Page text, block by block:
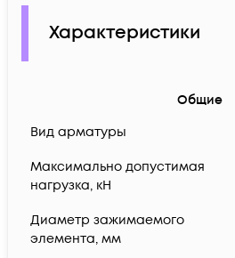
Характеристики
Общие
Вид арматуры
Максимально допустимая
нагрузка, кН
Диаметр зажимаемого
элемента, мм